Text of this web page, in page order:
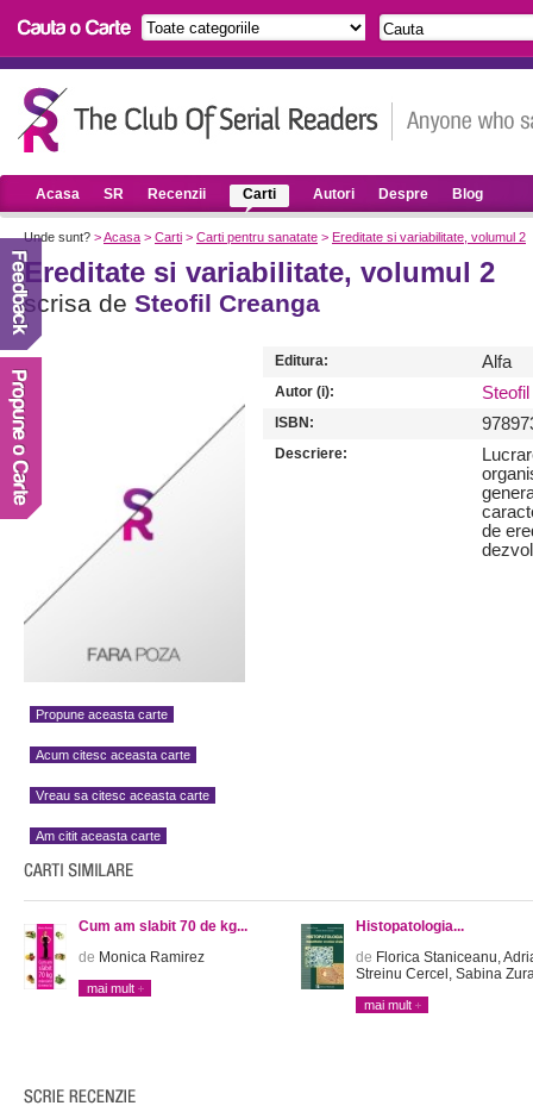
Acasa SR Recenzii Carti Autori Despre Blog
Unde sunt? >Acasa > Carti > Carti pentru sanatate > Ereditate si variabilitate, volumul 2
Ereditate si variabilitate, volumul 2
scrisa de Steofil Creanga
Propune aceasta carte
Acum citesc aceasta carte
Vreau sa citesc aceasta carte
Am citit aceasta carte
Editura: Alfa
Autor (i):
ISBN:
Descriere:
de
Cum am slabit 70 de kg...
de Monica Ramirez
mai mult
Histopatologia...
de Florica Staniceanu,
Streinu Cercel, Sabina
mai mult